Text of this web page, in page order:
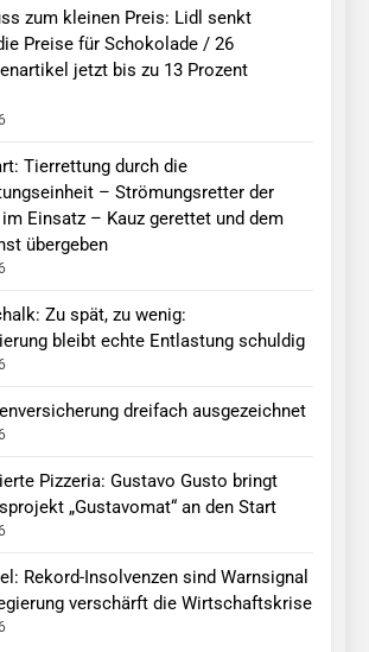
zum kleinen Preis: Lidl senkt
Preise für Schokolade / 26
jetzt bis zu 13 Prozent
Tierrettung durch die
– Strömungsretter der
im Einsatz – Kauz gerettet und dem
übergeben
Zu spät, zu wenig:
bleibt echte Entlastung schuldig
dreifach ausgezeichnet
Pizzeria: Gustavo Gusto bringt
„Gustavomat“ an den Start
Rekord-Insolvenzen sind Warnsignal
verschärft die Wirtschaftskrise